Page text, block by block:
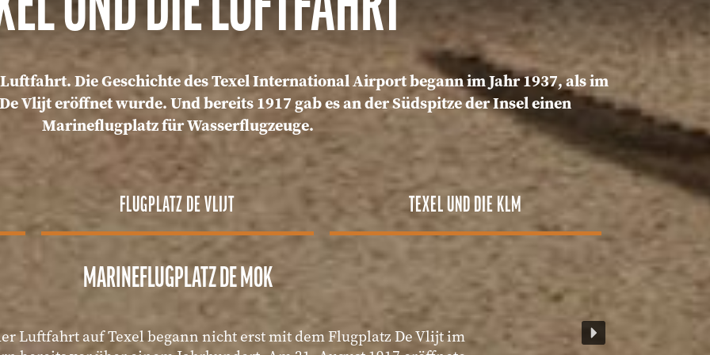
Die Geschichte des Texel International Airport begann im Jahr 1937, als im
Vlijt eröffnet wurde. Und bereits 1917 gab es an der Südspitze der Insel einen
Marineflugplatz für Wasserflugzeuge.
FLUGPLATZ DE VLIJT TEXEL UND DIE KLM
MARINEFLUGPLATZ DE MOK
Luftfahrt auf Texel begann nicht erst mit dem Flugplatz De Vlijt im